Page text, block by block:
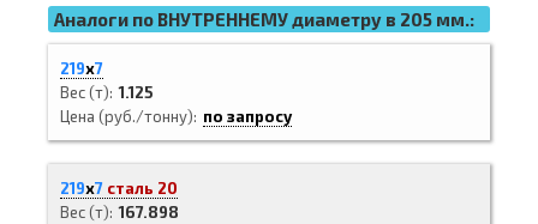
Аналоги по ВНУТРЕННЕМУ диаметру в 205 мм.:
219х7
Вес (т) 1.125
Цена (руб./тонну)
по запросу
219х7 сталь 20
Вес (т) 167.898